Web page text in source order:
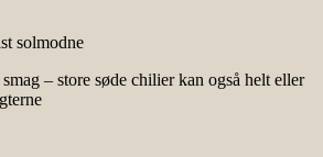
solmodne
– store søde chilier kan også helt eller